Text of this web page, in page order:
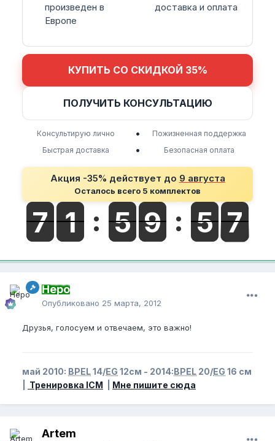
произведен в
Европе
доставка и оплата
КУПИТЬ СО СКИДКОЙ 35%
ПОЛУЧИТЬ КОНСУЛЬТАЦИЮ
Консультирую лично •
Пожизненная поддержка
Быстрая доставка
• Безопасная оплата
Акция -35% действует до 9 августа
Осталось всего 5 комплектов
Неро
Опубликовано 25 марта, 2012
Друзья, голосуем и отвечаем, это важно!
май 2010: BPEL14/EG 12см - 2014:BPEL 20/EG 16 см
Тренировка ICM Мне пишите сюда
Artem